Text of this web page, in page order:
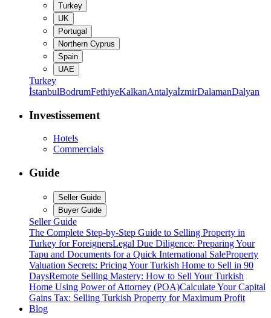
Turkey
UK
Portugal
Northern Cyprus
Spain
UAE
Turkey
İstanbulBodrumFethiyeKalkanAntalyaİzmirDalamanDalyan
Investissement
Hotels
Commercials
Guide
Seller Guide
Buyer Guide
Seller Guide
The Complete Step-by-Step Guide to Selling Property in
Turkey for ForeignersLegal Due Diligence: Preparing Your
Tapu and Documents for a Quick International SaleProperty
Valuation Secrets: Pricing Your Turkish Home to Sell in 90
DaysRemote Selling Mastery: How to Sell Your Turkish
Home Using Power of Attorney (POA)Calculate Your Capital
Gains Tax: Selling Turkish Property for Maximum Profit
Blog